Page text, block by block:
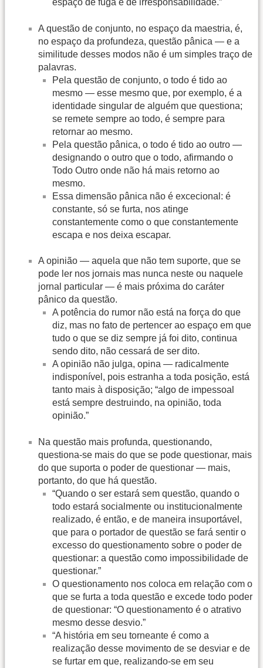
espaço de fuga e de irresponsabilidade.”
A questão de conjunto, no espaço da maestria, é,
no espaço da profundeza, questão pânica — e a
similitude desses modos não é um simples traço de
palavras.
Pela questão de conjunto, o todo é tido ao
mesmo — esse mesmo que, por exemplo, é a
identidade singular de alguém que questiona;
se remete sempre ao todo, é sempre para
retornar ao mesmo.
Pela questão pânica, o todo é tido ao outro —
designando o outro que o todo, afirmando o
Todo Outro onde não há mais retorno ao
mesmo.
Essa dimensão pânica não é excecional: é
constante, só se furta, nos atinge
constantemente como o que constantemente
escapa e nos deixa escapar.
A opinião — aquela que não tem suporte, que se
pode ler nos jornais mas nunca neste ou naquele
jornal particular — é mais próxima do caráter
pânico da questão.
A potência do rumor não está na força do que
diz, mas no fato de pertencer ao espaço em que
tudo o que se diz sempre já foi dito, continua
sendo dito, não cessará de ser dito.
A opinião não julga, opina — radicalmente
indisponível, pois estranha a toda posição, está
tanto mais à disposição; “algo de impessoal
está sempre destruindo, na opinião, toda
opinião.”
Na questão mais profunda, questionando,
questiona-se mais do que se pode questionar, mais
do que suporta o poder de questionar — mais,
portanto, do que há questão.
“Quando o ser estará sem questão, quando o
todo estará socialmente ou institucionalmente
realizado, é então, e de maneira insuportável,
que para o portador de questão se fará sentir o
excesso do questionamento sobre o poder de
questionar: a questão como impossibilidade de
questionar.”
O questionamento nos coloca em relação com o
que se furta a toda questão e excede todo poder
de questionar: “O questionamento é o atrativo
mesmo desse desvio.”
“A história em seu torneante é como a
realização desse movimento de se desviar e de
se furtar em que, realizando-se em seu